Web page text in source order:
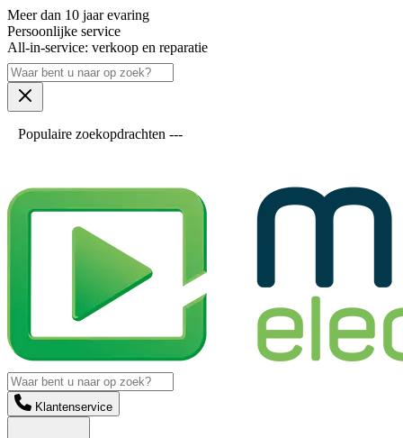
Meer dan 10 jaar evaring
Persoonlijke service
All-in-service: verkoop en reparatie
Populaire zoekopdrachten ---
Klantenservice